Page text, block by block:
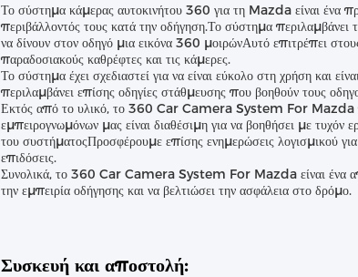
Το σύστημα κάμερας αυτοκινήτου 360 για τη Mazda είναι ένα
περιβάλλοντός τους κατά την οδήγηση.Το σύστημα
να δίνουν στον οδηγό μια εικόνα 360 μοιρώνΑυτό επιτρέπει
παραδοσιακούς καθρέφτες και τις κάμερες.
Το σύστημα έχει σχεδιαστεί για να είναι εύκολο στη χρήση και
περιλαμβάνει επίσης οδηγίες στάθμευσης που βοηθούν τους
Εκτός από το υλικό, το 360 Car Camera System For Mazda
εμπειρογνωμόνων μας είναι διαθέσιμη για να βοηθήσει με
του συστήματοςΠροσφέρουμε επίσης ενημερώσεις λογισμικού
επιδόσεις.
Συνολικά, το 360 Car Camera System For Mazda είναι ένα
την εμπειρία οδήγησης και να βελτιώσει την ασφάλεια στο δρόμο.
Συσκευή και αποστολή: